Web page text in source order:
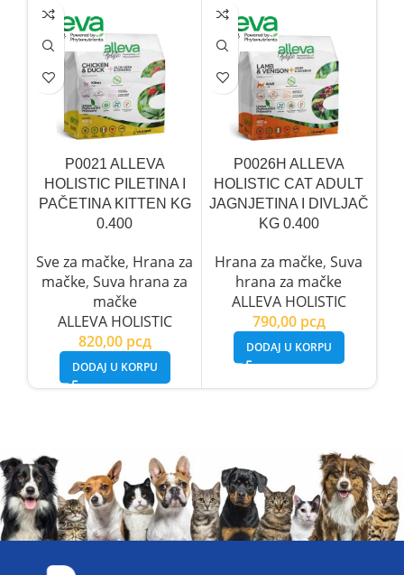
P0021 ALLEVA
HOLISTIC PILETINA I
PAČETINA KITTEN KG
0.400
Sve za mačke, Hrana za
mačke, Suva hrana za
mačke
ALLEVA HOLISTIC
820,00 рсд
DODAJ U KORPU
P0026H ALLEVA
HOLISTIC CAT ADULT
JAGNJETINA I DIVLJAČ
KG 0.400
Hrana za mačke, Suva
hrana za mačke
ALLEVA HOLISTIC
790,00 рсд
DODAJ U KORPU